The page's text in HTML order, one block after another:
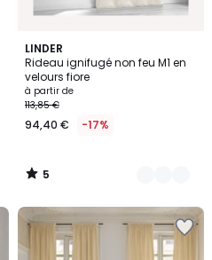
LINDER
Rideau ignifugé non feu M1 en
velours fiore
à partir de
113,85 €
94,40 € -17%
5
/
5
6
Couleurs
5
/